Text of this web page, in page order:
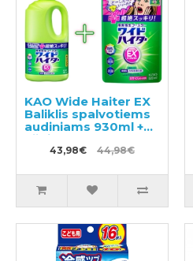
KAO Wide Haiter EX
Baliklis spalvotiems
audiniams 930ml +
užpildas 820ml
43,98€ 44,98€